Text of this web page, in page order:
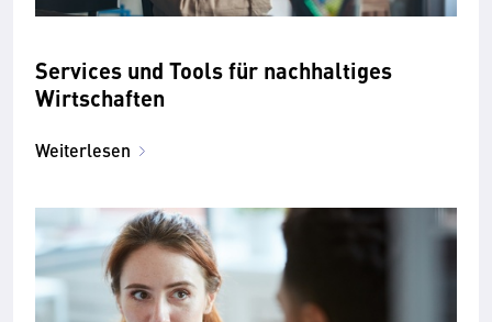
Services und Tools für nachhaltiges
Wirtschaften
Weiterlesen